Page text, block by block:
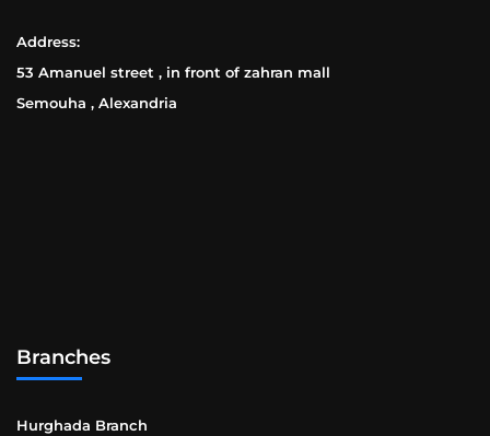
Address:
53 Amanuel street , in front of zahran mall
Semouha , Alexandria
Branches
Hurghada Branch